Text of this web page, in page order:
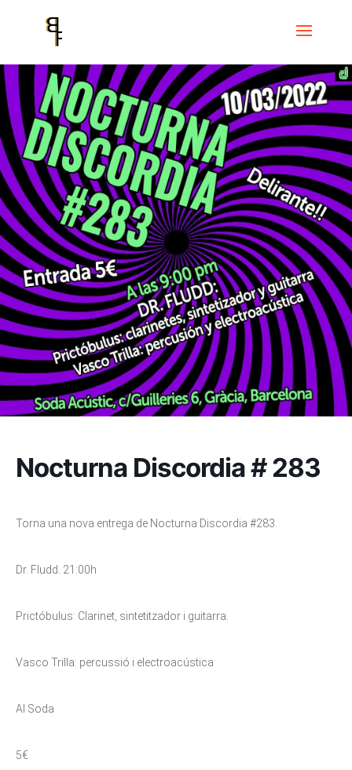
Events Nocturna Discordia # 283
Nocturna Discordia # 283
Torna una nova entrega de Nocturna Discordia #283.
Dr. Fludd. 21:00h
Prictóbulus: Clarinet, sintetitzador i guitarra.
Vasco Trilla: percussió i electroacústica
Al Soda
5€